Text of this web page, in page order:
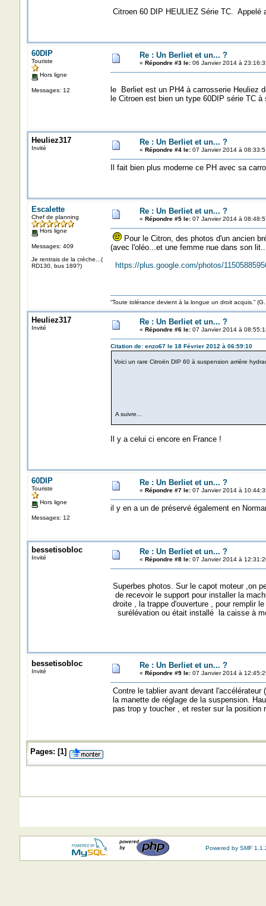
Citroen 60 DIP HEULIEZ Série TC. Appelé
60DIP
Touriste
Hors ligne
Messages: 12
Re : Un Berliet et un... ?
« Répondre #3 le:06 Janvier 2014 à
le Berliet est un PH4 à carrosserie Heuliez
le Citroen est bien un type 60DIP série TC
Heuliez317
Invité
Re : Un Berliet et un... ?
« Répondre #4 le:07 Janvier 2014 à
Il fait bien plus moderne ce PH avec sa
Escalette
Chef de planning
Hors ligne
Messages: 409
Je rentrais de la crèche...(
RD130, bus 189?)
Re : Un Berliet et un... ?
« Répondre #5 le:07 Janvier 2014 à
Pour le Citron, des photos d'un ancien
(avec l'oléo...et une femme nue dans son
https://plus.google.com/photos/
“Toute tolérance devient à la longue un droit acquis.”
Heuliez317
Invité
Re : Un Berliet et un... ?
« Répondre #6 le:07 Janvier 2014 à
Citation de: enzo67 le 18 Février 2012 à 06:59:10
Voici un rare Citroën DIP 60 à suspension arrière
A suivre...
Il y a celui ci encore en France !
60DIP
Touriste
Hors ligne
Messages: 12
Re : Un Berliet et un... ?
« Répondre #7 le:07 Janvier 2014 à
il y en a un de préservé également en
bessetisobloc
Invité
Re : Un Berliet et un... ?
« Répondre #8 le:07 Janvier 2014 à
Superbes photos. Sur le capot moteur ,on
de recevoir le support pour installer la
droite , la trappe d'ouverture , pour remplir
surélévation ou était installé la caisse à
bessetisobloc
Invité
Re : Un Berliet et un... ?
« Répondre #9 le:07 Janvier 2014 à
Contre le tablier avant devant
la manette de réglage de la suspension.
pas trop y toucher , et rester sur la position
Pages: [1]
Powered by SMF